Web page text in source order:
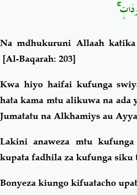
Na mdhukuruni Allaah
[Al-Baqarah: 203]
Kwa hiyo haifai kufunga
hata kama mtu alikuwa na ada
Jumatatu na Alkhamiys au
Lakini anaweza mtu
kupata fadhila za kufunga siku
Bonyeza kiungo kifuatacho